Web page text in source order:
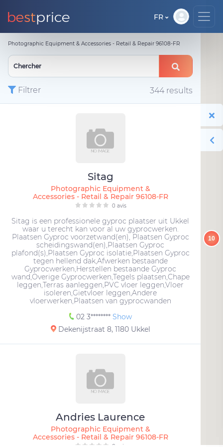
FR
Photographic Equipment & Accessories - Retail & Repair 96108-FR
Filtrer 344 results
Sitag
Photographic Equipment &
Accessories - Retail & Repair 96108-FR
0 avis
Sitag is een professionele gyproc plaatser uit Ukkel
waar u terecht kan voor al uw gyprocwerken.
Plaatsen Gyproc voorzetwand(en), Plaatsen Gyproc
scheidingswand(en),Plaatsen Gyproc
plafond(s),Plaatsen Gyproc isolatie,Plaatsen Gyproc
tegen hellend dak,Afwerken bestaande
Gyprocwerken,Herstellen bestaande Gyproc
wand,Overige Gyprocwerken,Tegels plaatsen,Chape
leggen,Terras aanleggen,PVC vloer leggen,Vloer
isoleren,Gietvloer leggen,Andere
vloerwerken,Plaatsen van gyprocwanden
02 3******** Show
Dekenijstraat 8, 1180 Ukkel
Andries Laurence
Photographic Equipment &
Accessories - Retail & Repair 96108-FR
10